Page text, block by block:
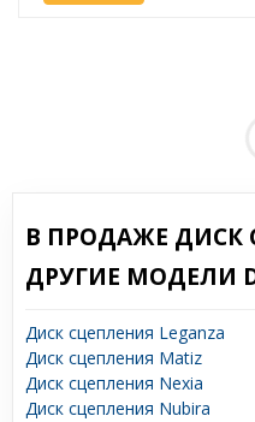
В ПРОДАЖЕ ДИСК
ДРУГИЕ МОДЕЛИ
Диск сцепления Leganza
Диск сцепления Matiz
Диск сцепления Nexia
Диск сцепления Nubira